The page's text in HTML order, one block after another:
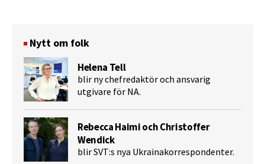
Nytt om folk
Helena Tell
blir ny chefredaktör och ansvarig
utgivare för NA.
Rebecca Haimi och Christoffer
Wendick
blir SVT:s nya Ukrainakorrespondenter.